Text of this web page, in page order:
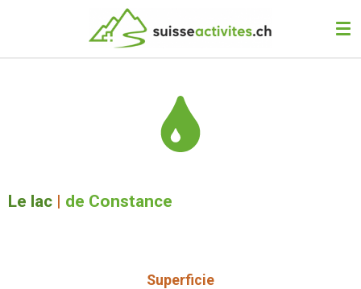
Le lac | de Constance
Superficie